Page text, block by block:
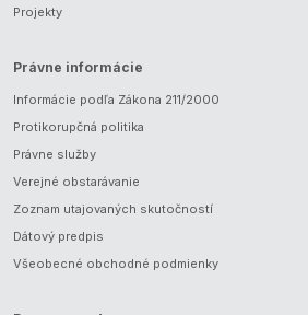
Projekty
Právne informácie
Informácie podľa Zákona 211/2000
Protikorupčná politika
Právne služby
Verejné obstarávanie
Zoznam utajovaných skutočností
Dátový predpis
Všeobecné obchodné podmienky